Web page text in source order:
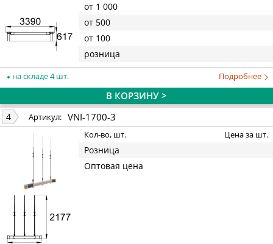
от 1 000
от 500
от 100
розница
на складе 4 шт. Подробнее
В КОРЗИНУ >
4 Артикул: VNI-1700-3
Кол-во, шт. Цена за шт.
Розница
Оптовая цена